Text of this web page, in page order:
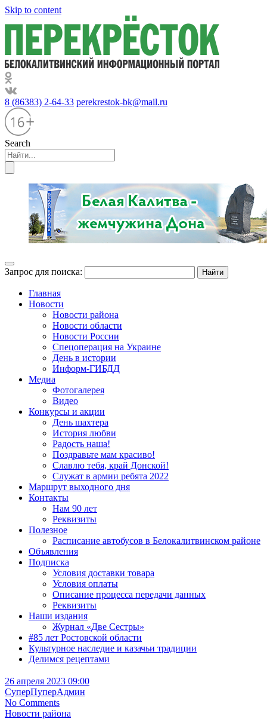
Skip to content
8 (86383) 2-64-33 perekrestok-bk@mail.ru
Search
Запрос для поиска:
Главная
Новости
Новости района
Новости области
Новости России
Спецоперация на Украине
День в истории
Информ-ГИБДД
Медиа
Фотогалерея
Видео
Конкурсы и акции
День шахтера
История любви
Радость наша!
Поздравьте мам красиво!
Славлю тебя, край Донской!
Служат в армии ребята 2022
Маршрут выходного дня
Контакты
Нам 90 лет
Реквизиты
Полезное
Расписание автобусов в Белокалитвинском районе
Объявления
Подписка
Условия доставки товара
Условия оплаты
Описание процесса передачи данных
Реквизиты
Наши издания
Журнал «Две Сестры»
#85 лет Ростовской области
Культурное наследие и казачьи традиции
Делимся рецептами
26 апреля 2023 09:00
СуперПуперАдмин
No Comments
Новости района